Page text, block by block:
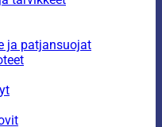
ja patjansuojat